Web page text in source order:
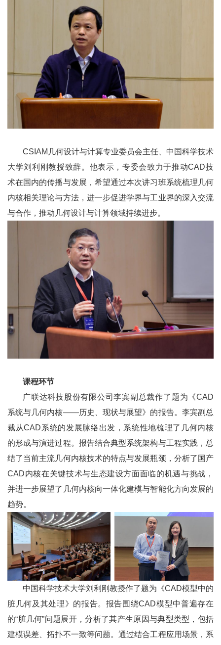
CSIAM几何设计与计算专业委员会主任、中国科学技术
大学刘利刚教授致辞。他表示，专委会致力于推动CAD技
术在国内的传播与发展，希望通过本次讲习班系统梳理几何
内核相关理论与方法，进一步促进学界与工业界的深入交流
与合作，推动几何设计与计算领域持续进步。
课程环节
广联达科技股份有限公司李宾副总裁作了题为《CAD
系统与几何内核——历史、现状与展望》的报告。李宾副总
裁从CAD系统的发展脉络出发，系统性地梳理了几何内核
的形成与演进过程。报告结合典型系统架构与工程实践，总
结了当前主流几何内核技术的特点与发展瓶颈，分析了国产
CAD内核在关键技术与生态建设方面面临的机遇与挑战，
并进一步展望了几何内核向一体化建模与智能化方向发展的
趋势。
中国科学技术大学刘利刚教授作了题为《CAD模型中的
脏几何及其处理》的报告。报告围绕CAD模型中普遍存在
的“脏几何”问题展开，分析了其产生原因与典型类型，包括
建模误差、拓扑不一致等问题。通过结合工程应用场景，系